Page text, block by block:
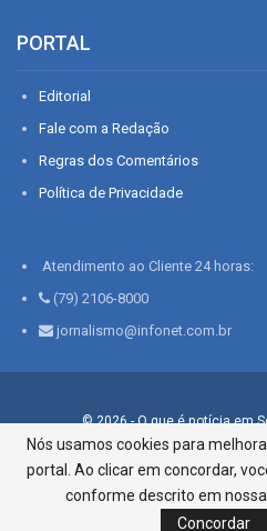
PORTAL
Editorial
Fale com a Redação
Regras dos Comentários
Política de Privacidade
Atendimento ao Cliente 24 horas:
(79) 2106-8000
jornalismo@infonet.com.br
© 2026 - O que é notícia em
Infonet - Rua Monsenhor
Aracaju-SE, CEP 49015-030,
Informações
Nós usamos cookies para
portal. Ao clicar em concordar,
conforme descrito em
Concordar